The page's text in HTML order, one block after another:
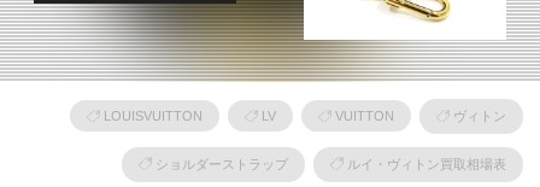
LOUISVUITTON LV VUITTON ヴィトン
ショルダーストラップ ルイ・ヴィトン買取相場表